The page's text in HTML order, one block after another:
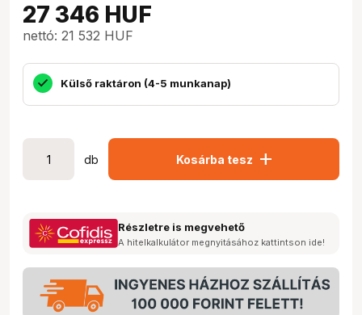
27 346 HUF
nettó: 21 532 HUF
Külső raktáron (4-5 munkanap)
db Kosárba tesz add
Részletre is megvehető
A hitelkalkulátor megnyitásához kattintson ide!